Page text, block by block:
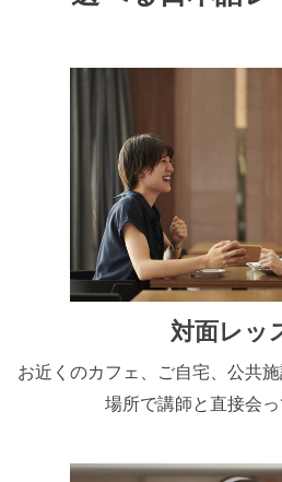
対面レッ
お近くのカフェ、ご自宅、公共
場所で講師と直接会っ